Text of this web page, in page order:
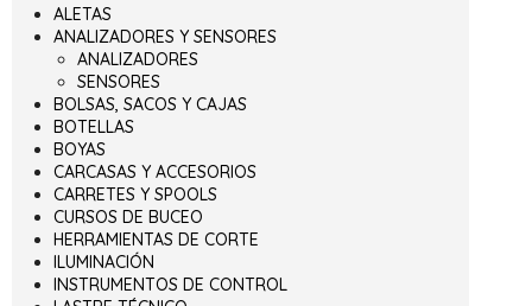
ALETAS
ANALIZADORES Y SENSORES
ANALIZADORES
SENSORES
BOLSAS, SACOS Y CAJAS
BOTELLAS
BOYAS
CARCASAS Y ACCESORIOS
CARRETES Y SPOOLS
CURSOS DE BUCEO
HERRAMIENTAS DE CORTE
ILUMINACIÓN
INSTRUMENTOS DE CONTROL